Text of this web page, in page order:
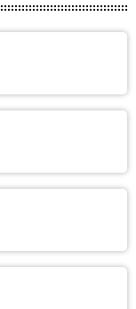
brzmienia –
wersja po